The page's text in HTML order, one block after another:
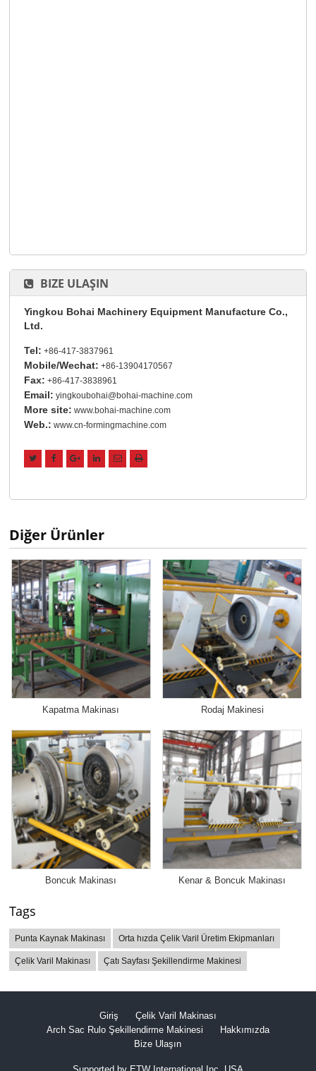
BIZE ULAŞIN
Yingkou Bohai Machinery Equipment Manufacture Co.,
Ltd.
Tel: +86-417-3837961
Mobile/Wechat: +86-13904170567
Fax: +86-417-3838961
Email: yingkoubohai@bohai-machine.com
More site: www.bohai-machine.com
Web.: www.cn-formingmachine.com
Diğer Ürünler
Kapatma Makinası Rodaj Makinesi
Boncuk Makinası Kenar & Boncuk Makinası
Tags
Punta Kaynak Makinası Orta hızda Çelik Varil Üretim Ekipmanları
Çelik Varil Makinası Çatı Sayfası Şekillendirme Makinesi
Giriş
Çelik Varil Makinası
Arch Sac Rulo Şekillendirme Makinesi
Hakkımızda
Bize Ulaşın